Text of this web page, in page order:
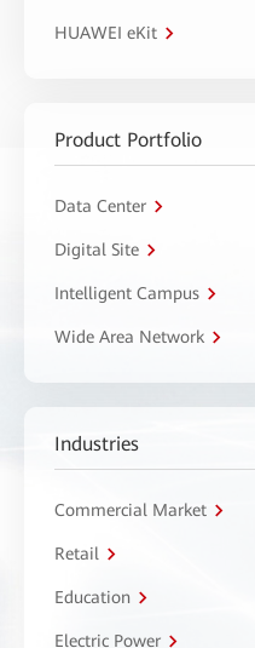
HUAWEI eKit
Product Portfolio
Data Center
Digital Site
Intelligent Campus
Wide Area Network
Industries
Commercial Market
Retail
Education
Electric Power